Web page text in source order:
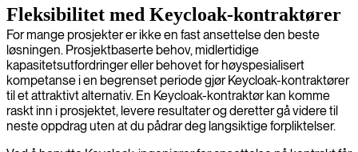
Fleksibilitet med Keycloak-kontraktører
For mange prosjekter er ikke en fast ansettelse den beste
løsningen. Prosjektbaserte behov, midlertidige
kapasitetsutfordringer eller behovet for høyspesialisert
kompetanse i en begrenset periode gjør Keycloak-kontraktører
til et attraktivt alternativ. En Keycloak-kontraktør kan komme
raskt inn i prosjektet, levere resultater og deretter gå videre til
neste oppdrag uten at du pådrar deg langsiktige forpliktelser.